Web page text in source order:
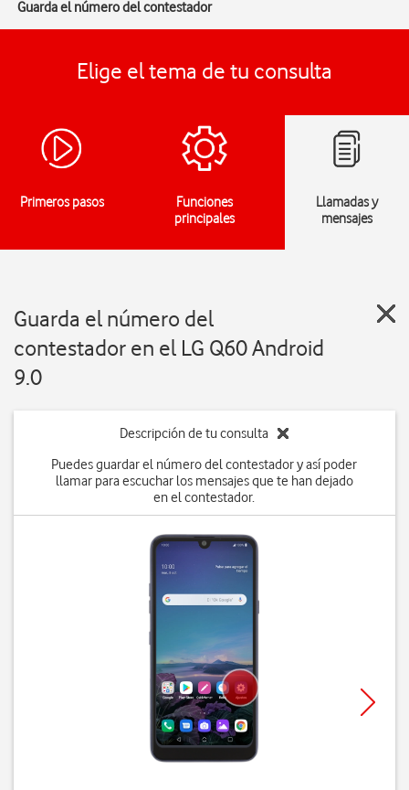
Guarda el número del contestador
Elige el tema de tu consulta
Primeros pasos
Funciones
principales
Llamadas y
mensajes
Guarda el número del
contestador en el LG Q60 Android
9.0
Descripción de tu consulta
Puedes guardar el número del contestador y así poder
llamar para escuchar los mensajes que te han dejado
en el contestador.